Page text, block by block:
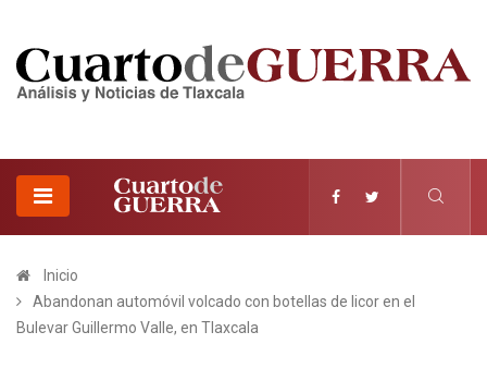
Inicio
Abandonan automóvil volcado con botellas de licor en el
Bulevar Guillermo Valle, en Tlaxcala